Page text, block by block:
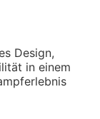
Design,
in einem